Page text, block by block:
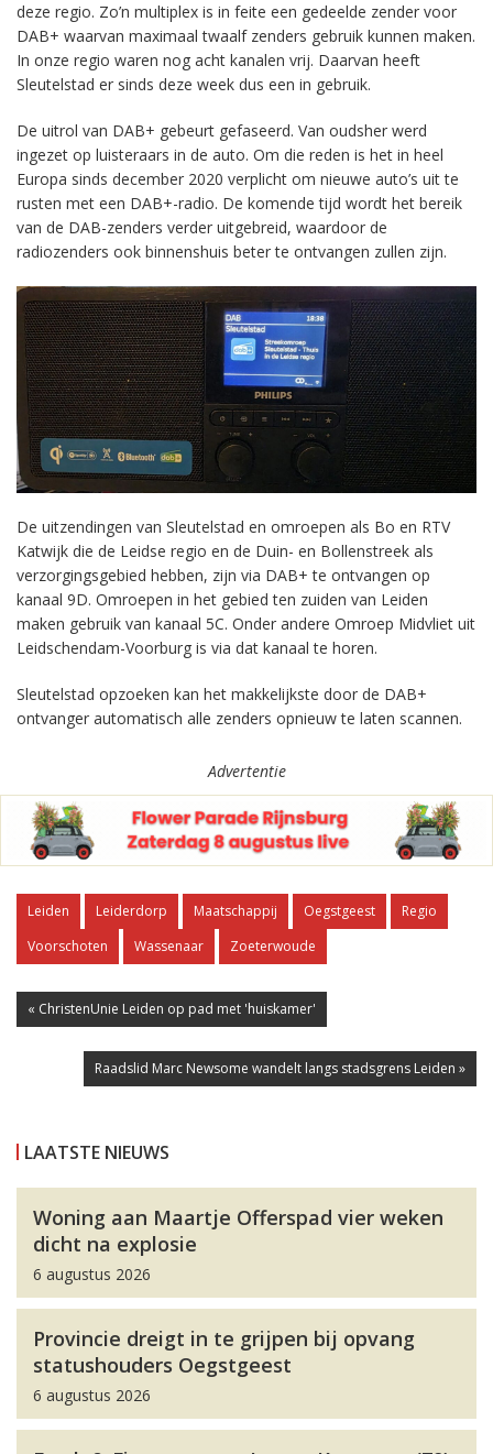
deze regio. Zo’n multiplex is in feite een gedeelde zender voor
DAB+ waarvan maximaal twaalf zenders gebruik kunnen maken.
In onze regio waren nog acht kanalen vrij. Daarvan heeft
Sleutelstad er sinds deze week dus een in gebruik.
De uitrol van DAB+ gebeurt gefaseerd. Van oudsher werd
ingezet op luisteraars in de auto. Om die reden is het in heel
Europa sinds december 2020 verplicht om nieuwe auto’s uit te
rusten met een DAB+-radio. De komende tijd wordt het bereik
van de DAB-zenders verder uitgebreid, waardoor de
radiozenders ook binnenshuis beter te ontvangen zullen zijn.
De uitzendingen van Sleutelstad en omroepen als Bo en RTV
Katwijk die de Leidse regio en de Duin- en Bollenstreek als
verzorgingsgebied hebben, zijn via DAB+ te ontvangen op
kanaal 9D. Omroepen in het gebied ten zuiden van Leiden
maken gebruik van kanaal 5C. Onder andere Omroep Midvliet uit
Leidschendam-Voorburg is via dat kanaal te horen.
Sleutelstad opzoeken kan het makkelijkste door de DAB+
ontvanger automatisch alle zenders opnieuw te laten scannen.
Advertentie
Leiden Leiderdorp Maatschappij Oegstgeest
Regio
Voorschoten
Wassenaar Zoeterwoude
« ChristenUnie Leiden op pad met 'huiskamer'
Raadslid Marc Newsome wandelt langs stadsgrens Leiden »
LAATSTE NIEUWS
Woning aan Maartje Offerspad vier weken
dicht na explosie
6 augustus 2026
Provincie dreigt in te grijpen bij opvang
statushouders Oegstgeest
6 augustus 2026